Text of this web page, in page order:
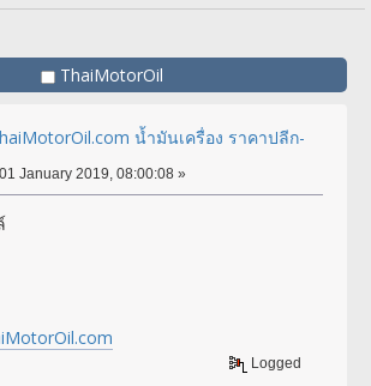
ThaiMotorOil
น้ำมันเครื่อง ราคาปลีก-
01 January 2019, 08:00:08 »
Logged